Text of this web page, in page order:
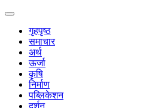
गृहपृष्ठ
समाचार
अर्थ
ऊर्जा
कृषि
निर्माण
पब्लिकेशन